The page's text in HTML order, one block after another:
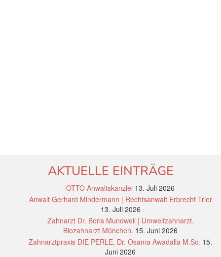
AKTUELLE EINTRÄGE
OTTO Anwaltskanzlei 13. Juli 2026
Anwalt Gerhard Mindermann | Rechtsanwalt Erbrecht Trier
13. Juli 2026
Zahnarzt Dr. Boris Mundweil | Umweltzahnarzt,
Biozahnarzt München. 15. Juni 2026
Zahnarztpraxis DIE PERLE, Dr. Osama Awadalla M.Sc. 15.
Juni 2026